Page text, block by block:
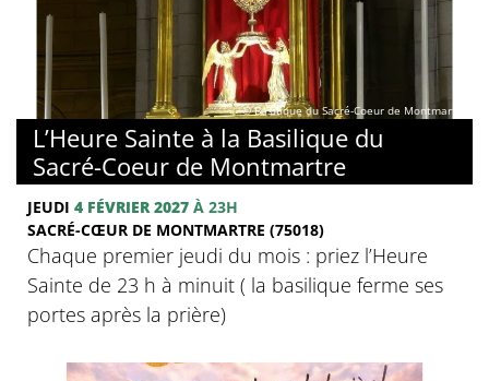
© Basilique du Sacré-Coeur de Montmartre
L’Heure Sainte à la Basilique du
Sacré-Coeur de Montmartre
JEUDI 4 FÉVRIER 2027 À 23H
SACRÉ-CŒUR DE MONTMARTRE (75018)
Chaque premier jeudi du mois : priez l’Heure
Sainte de 23 h à minuit ( la basilique ferme ses
portes après la prière)